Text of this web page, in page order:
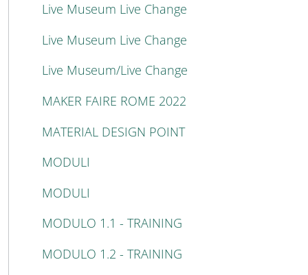
Live Museum Live Change
Live Museum Live Change
Live Museum/Live Change
MAKER FAIRE ROME 2022
MATERIAL DESIGN POINT
MODULI
MODULI
MODULO 1.1 - TRAINING
MODULO 1.2 - TRAINING